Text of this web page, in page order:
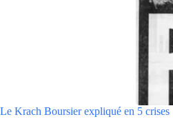
Le Krach Boursier expliqué en 5 crises